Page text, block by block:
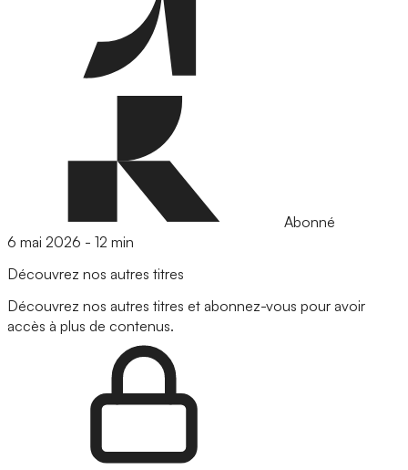
Abonné
6 mai 2026 - 12 min
Découvrez nos autres titres
Découvrez nos autres titres et abonnez-vous pour avoir
accès à plus de contenus.